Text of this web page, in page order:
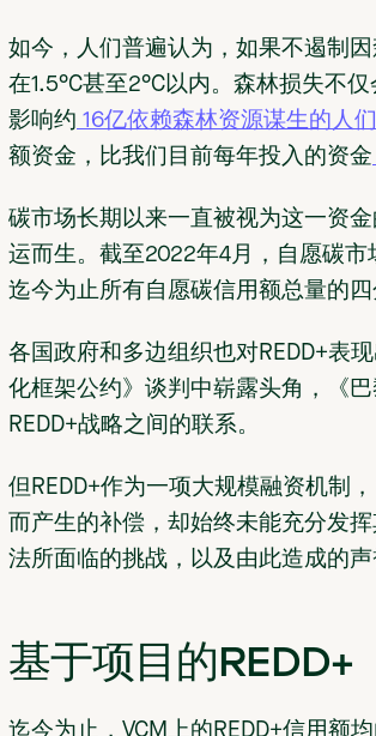
如今，人们普遍认为，如果不遏制
在1.5°C甚至2°C以内。森林损失不
影响约 16亿依赖森林资源谋生的人
额资金，比我们目前每年投入的资金
碳市场长期以来一直被视为这一资
运而生。截至2022年4月，自愿碳市
迄今为止所有自愿碳信用额总量的四
各国政府和多边组织也对REDD+表
化框架公约》谈判中崭露头角，《
REDD+战略之间的联系。
但REDD+作为一项大规模融资机制
而产生的补偿，却始终未能充分发
法所面临的挑战，以及由此造成的声
基于项目的REDD+
迄今为止，VCM上的REDD+信用额